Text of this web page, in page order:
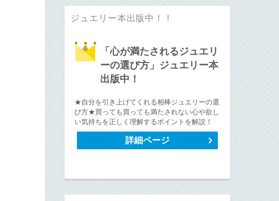
ジュエリー本出版中！！
「心が満たされるジュエリ
ーの選び方」ジュエリー本
出版中！
★自分を引き上げてくれる相棒ジュエリーの選
び方★買っても買っても満たされない心や欲し
い気持ちを正しく理解するポイントを解説！
詳細ページ